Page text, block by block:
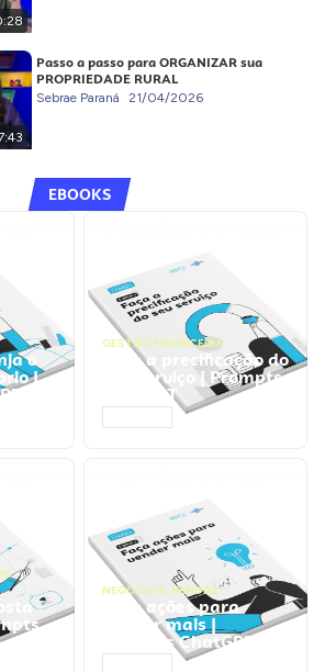
Passo a passo para ORGANIZAR sua
PROPRIEDADE RURAL
Sebrae Paraná 21/04/2026
EBOOKS
o
|
GESTÃO FINANCEIRA
Faça a precificação do
seu serviço | Prompts
ChatGPT
NEGÓCIOS, VENDAS
Faça ações para
vender mais |
Prompts ChatGPT